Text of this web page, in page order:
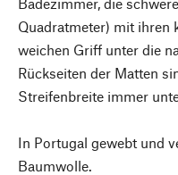
Quadratmeter) mit ihren
weichen Griff unter die
Rückseiten der Matten
Streifenbreite immer
In Portugal gewebt und
Baumwolle.